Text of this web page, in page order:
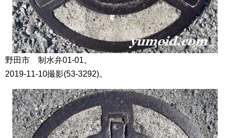
野田市 制水弁01-01。
2019-11-10撮影(53-3292)。